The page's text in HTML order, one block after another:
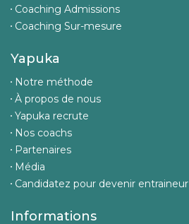
Coaching Admissions
Coaching Sur-mesure
Yapuka
Notre méthode
À propos de nous
Yapuka recrute
Nos coachs
Partenaires
Média
Candidatez pour devenir entraineur
Informations